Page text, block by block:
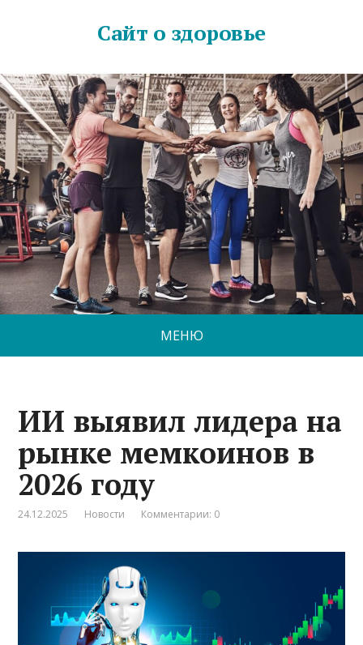
Сайт о здоровье
МЕНЮ
ИИ выявил лидера на
рынке мемкоинов в
2026 году
24.12.2025 Новости Комментарии: 0